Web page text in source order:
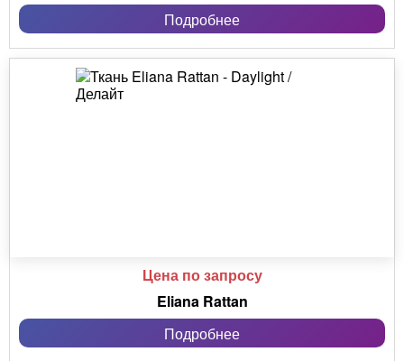
Подробнее
Цена по запросу
Eliana Rattan
Подробнее